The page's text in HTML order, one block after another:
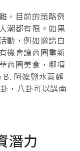
，目前的策略例
潮都有限。如果
動，例如邀請白
機會讓商圈重新
商圈美食，哪項
B. 阿嬤鹽水薏麵
，八卦可以講南
潛力